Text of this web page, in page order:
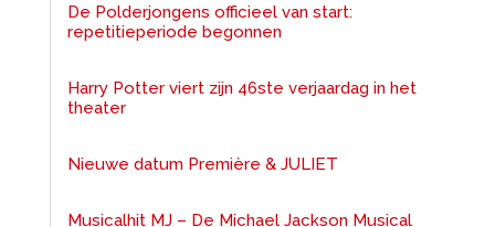
De Polderjongens officieel van start:
repetitieperiode begonnen
Harry Potter viert zijn 46ste verjaardag in het
theater
Nieuwe datum Première & JULIET
Musicalhit MJ – De Michael Jackson Musical